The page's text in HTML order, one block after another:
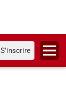
S'inscrire